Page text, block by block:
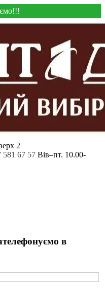
2
581 67 57 Вів–пт. 10.00-
в